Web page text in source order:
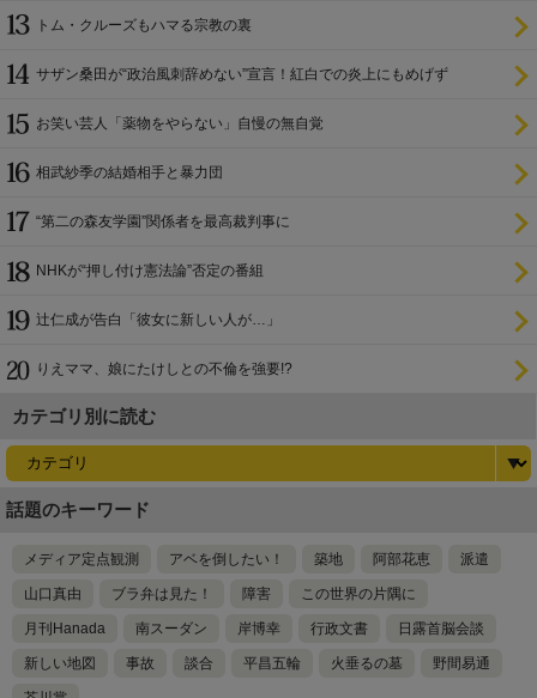
トム・クルーズもハマる宗教の裏
サザン桑田が“政治風刺辞めない”宣言！紅白での炎上にもめげず
お笑い芸人「薬物をやらない」自慢の無自覚
相武紗季の結婚相手と暴力団
“第二の森友学園”関係者を最高裁判事に
NHKが“押し付け憲法論”否定の番組
辻仁成が告白「彼女に新しい人が…」
りえママ、娘にたけしとの不倫を強要!?
カテゴリ別に読む
話題のキーワード
メディア定点観測 アベを倒したい！ 築地 阿部花恵 派遣
山口真由 ブラ弁は見た！ 障害 この世界の片隅に
月刊Hanada 南スーダン 岸博幸 行政文書 日露首脳会談
新しい地図 事故 談合 平昌五輪 火垂るの墓 野間易通